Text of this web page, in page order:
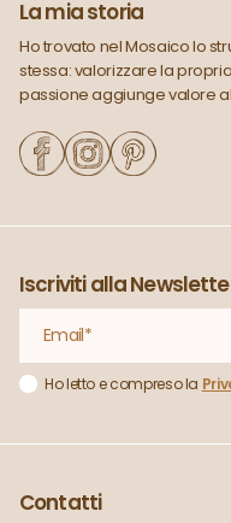
La mia storia
Ho trovato nel Mosaico lo
stessa: valorizzare la
passione aggiunge valore
Iscriviti alla
Ho letto e compreso la
Contatti